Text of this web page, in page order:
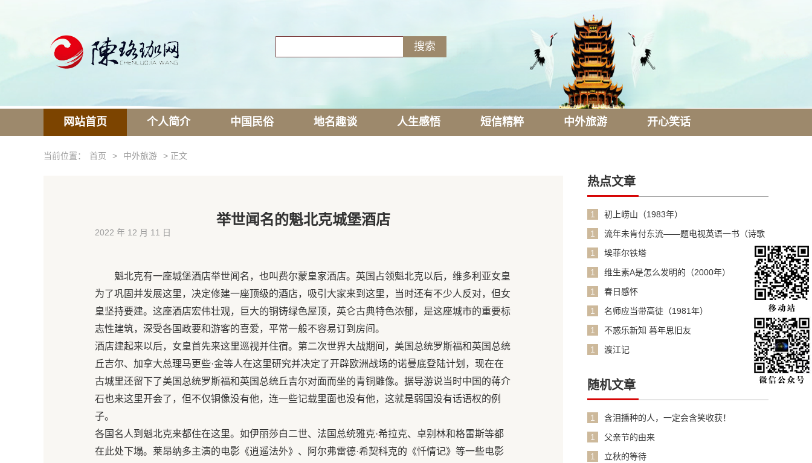
网站首页 个人简介 中国民俗 地名趣谈 人生感悟 短信精粹 中外旅游 开心笑话
当前位置： 首页 > 中外旅游 > 正文
举世闻名的魁北克城堡酒店
2022 年 12 月 11 日
魁北克有一座城堡酒店举世闻名，也叫费尔蒙皇家酒店。英国占领魁北克以后，维多利亚女皇
为了巩固并发展这里，决定修建一座顶级的酒店，吸引大家来到这里，当时还有不少人反对，但女
皇坚持要建。这座酒店宏伟壮观，巨大的铜铸绿色屋顶，英仑古典特色浓郁，是这座城市的重要标
志性建筑，深受各国政要和游客的喜爱，平常一般不容易订到房间。
酒店建起来以后，女皇首先来这里巡视并住宿。第二次世界大战期间，美国总统罗斯福和英国总统
丘吉尔、加拿大总理马更些·金等人在这里研究并决定了开辟欧洲战场的诺曼底登陆计划，现在在
古城里还留下了美国总统罗斯福和英国总统丘吉尔对面而坐的青铜雕像。据导游说当时中国的蒋介
石也来这里开会了，但不仅铜像没有他，连一些记载里面也没有他，这就是弱国没有话语权的例
子。
各国名人到魁北克来都住在这里。如伊丽莎白二世、法国总统雅克·希拉克、卓别林和格雷斯等都
在此处下塌。莱昂纳多主演的电影《逍遥法外》、阿尔弗雷德·希契科克的《忏情记》等一些电影
热点文章
1
初上崂山（1983年）
1
流年未肯付东流——题电视英语一书（诗歌
1
埃菲尔铁塔
1
维生素A是怎么发明的（2000年）
1
春日感怀
1
名师应当带高徒（1981年）
1
不惑乐新知 暮年思旧友
1
渡江记
随机文章
1
含泪播种的人，一定会含笑收获！
1
父亲节的由来
1
立秋的等待